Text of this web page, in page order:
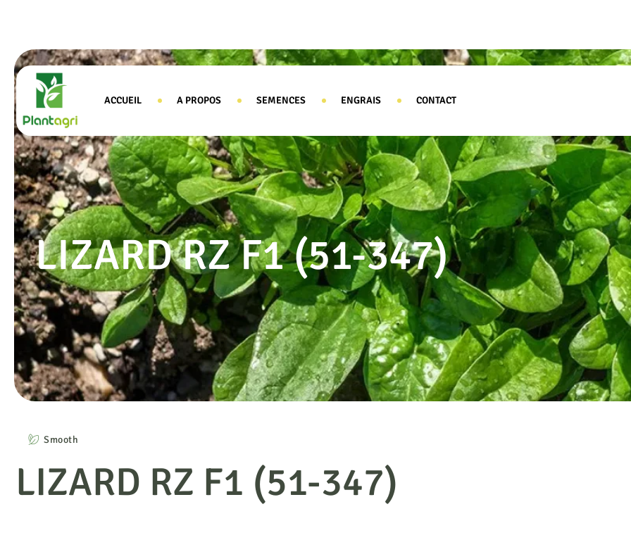
ACCUEIL A PROPOS SEMENCES ENGRAIS CONTACT
LIZARD RZ F1 (51-347)
Smooth
LIZARD RZ F1 (51-347)